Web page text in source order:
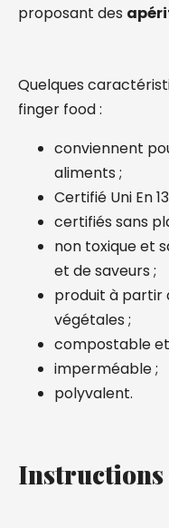
proposant des
Quelques
finger food :
conviennent
aliments ;
Certifié Uni En
certifiés sans
non toxique et
et de saveurs ;
produit à partir
végétales ;
compostable
imperméable ;
polyvalent.